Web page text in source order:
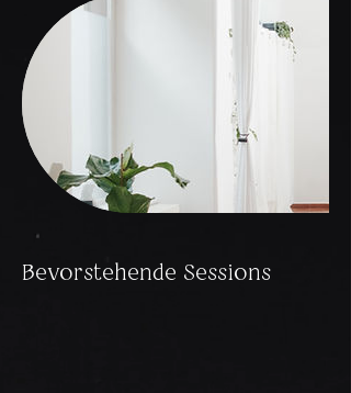
Bevorstehende Sessions